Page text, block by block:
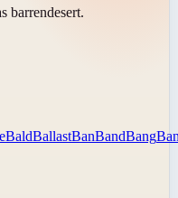
barrendesert.
BaldBallastBanBandBang